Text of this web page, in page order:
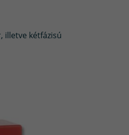
illetve kétfázisú